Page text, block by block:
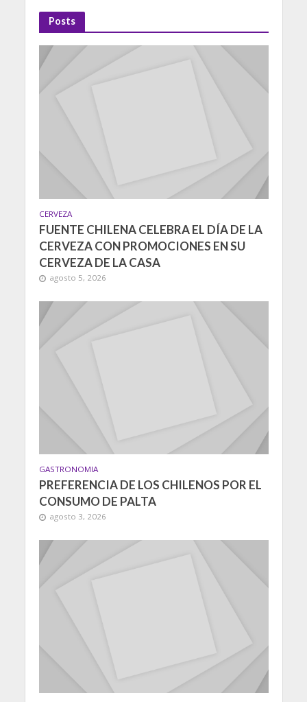
Posts
CERVEZA
FUENTE CHILENA CELEBRA EL DÍA DE LA
CERVEZA CON PROMOCIONES EN SU
CERVEZA DE LA CASA
agosto 5, 2026
GASTRONOMIA
PREFERENCIA DE LOS CHILENOS POR EL
CONSUMO DE PALTA
agosto 3, 2026